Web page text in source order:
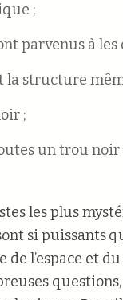
;
parvenus à les
structure
;
un trou
les plus
si puissants
l’espace et